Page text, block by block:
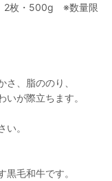
2枚・500g ※数量限
、脂ののり、
が際立ちます。
。
毛和牛です。